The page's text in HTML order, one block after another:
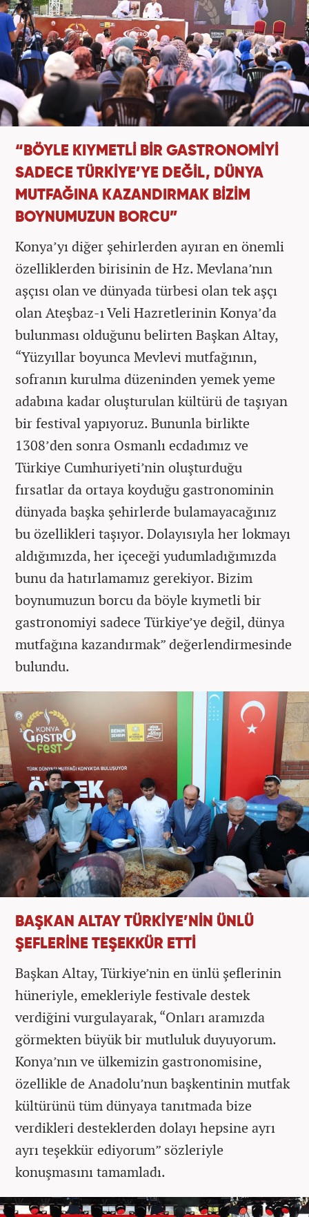
“BÖYLE KIYMETLİ BİR GASTRONOMİYİ
SADECE TÜRKİYE’YE DEĞİL, DÜNYA
MUTFAĞINA KAZANDIRMAK BİZİM
BOYNUMUZUN BORCU”
Konya’yı diğer şehirlerden ayıran en önemli
özelliklerden birisinin de Hz. Mevlana’nın
aşçısı olan ve dünyada türbesi olan tek aşçı
olan Ateşbaz-ı Veli Hazretlerinin Konya’da
bulunması olduğunu belirten Başkan Altay,
“Yüzyıllar boyunca Mevlevi mutfağının,
sofranın kurulma düzeninden yemek yeme
adabına kadar oluşturulan kültürü de taşıyan
bir festival yapıyoruz. Bununla birlikte
1308’den sonra Osmanlı ecdadımız ve
Türkiye Cumhuriyeti’nin oluşturduğu
fırsatlar da ortaya koyduğu gastronominin
dünyada başka şehirlerde bulamayacağınız
bu özellikleri taşıyor. Dolayısıyla her lokmayı
aldığımızda, her içeceği yudumladığımızda
bunu da hatırlamamız gerekiyor. Bizim
boynumuzun borcu da böyle kıymetli bir
gastronomiyi sadece Türkiye’ye değil, dünya
mutfağına kazandırmak” değerlendirmesinde
bulundu.
BAŞKAN ALTAY TÜRKİYE’NİN ÜNLÜ
ŞEFLERİNE TEŞEKKÜR ETTİ
Başkan Altay, Türkiye’nin en ünlü şeflerinin
hüneriyle, emekleriyle festivale destek
verdiğini vurgulayarak, “Onları aramızda
görmekten büyük bir mutluluk duyuyorum.
Konya’nın ve ülkemizin gastronomisine,
özellikle de Anadolu’nun başkentinin mutfak
kültürünü tüm dünyaya tanıtmada bize
verdikleri desteklerden dolayı hepsine ayrı
ayrı teşekkür ediyorum” sözleriyle
konuşmasını tamamladı.